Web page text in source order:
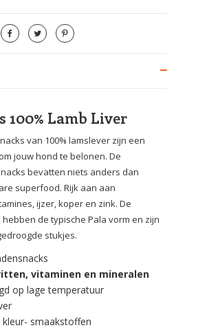
100% Lamb Liver
van 100% lamslever zijn een
jouw hond te belonen. De
bevatten niets anders dan
superfood. Rijk aan aan
ijzer, koper en zink. De
de typische Pala vorm en zijn
stukjes.
vitaminen en mineralen
op lage temperatuur
smaakstoffen